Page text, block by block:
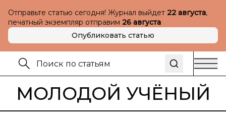
Отправьте статью сегодня! Журнал выйдет 22 августа,
печатный экземпляр отправим 26 августа
Опубликовать статью
МОЛОДОЙ УЧЁНЫЙ